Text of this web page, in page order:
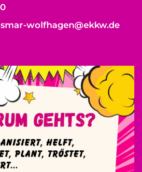
wolfhagen@ekkw.de